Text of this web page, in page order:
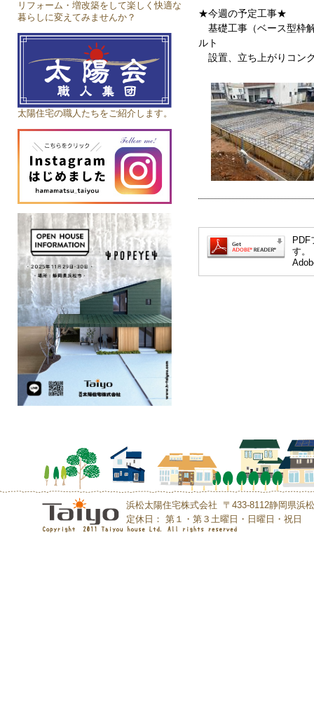
★今週の予定工事★
基礎工事（ベース型枠
ルト
設置、立ち上がりコン
PDF
す。
リフォーム・増改築をして楽しく快適な
暮らしに変えてみませんか？
太陽住宅の職人たちをご紹介します。
浜松太陽住宅株式会社 〒433-8112静岡県浜
定休日： 第１・第３土曜日・日曜日・祝日